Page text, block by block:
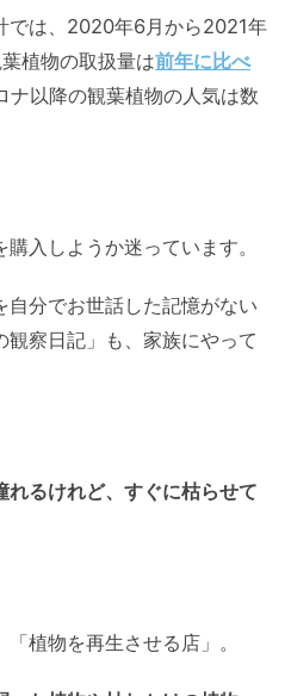
では、2020年6月から2021年
植物の取扱量は前年に比べ
ナ以降の観葉植物の人気は数
入しようか迷っています。
自分でお世話した記憶がない
観察日記」も、家族にやって
るけれど、すぐに枯らせて
植物を再生させる店」。